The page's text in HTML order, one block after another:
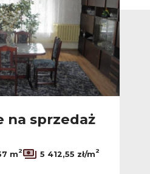
na sprzedaż
m2 5 412,55 zł/m2